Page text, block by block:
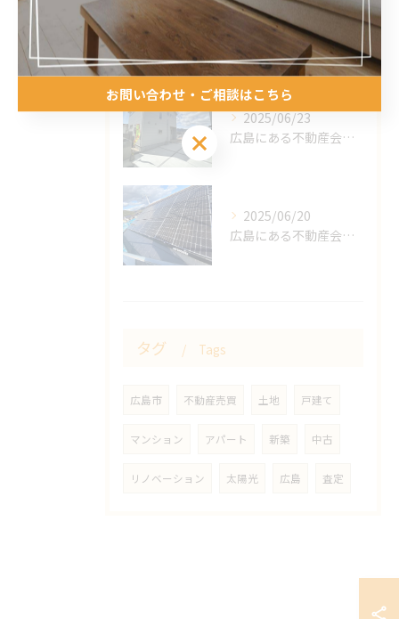
2026/03/14
広島にある不動産会社｜リスキリング推進宣言
2025/06/23
広島にある不動産会社｜新築分譲販売をしております！
2025/06/20
広島にある不動産会社｜太陽光発電の設置・販売をしております！
タグ Tags
広島市 不動産売買 土地 戸建て
マンション アパート 新築 中古
リノベーション 太陽光 広島 査定
お問い合わせ・ご相談はこちら
お問い合わせ・ご相談はこちら